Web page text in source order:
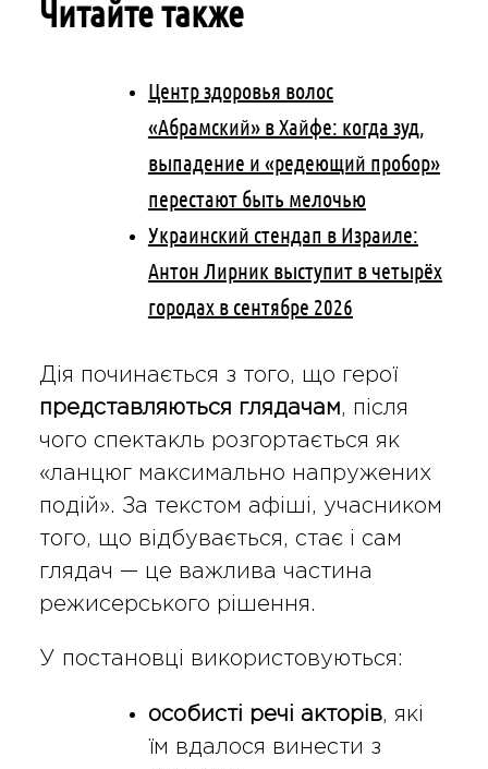
Читайте также
Центр здоровья волос
«Абрaмский» в Хайфе: когда зуд,
выпадение и «редеющий пробор»
перестают быть мелочью
Украинский стендап в Израиле:
Антон Лирник выступит в четырёх
городах в сентябре 2026
Дія починається з того, що герої
представляються глядачам, після
чого спектакль розгортається як
«ланцюг максимально напружених
подій». За текстом афіші, учасником
того, що відбувається, стає і сам
глядач — це важлива частина
режисерського рішення.
У постановці використовуються:
особисті речі акторів, які
їм вдалося винести з